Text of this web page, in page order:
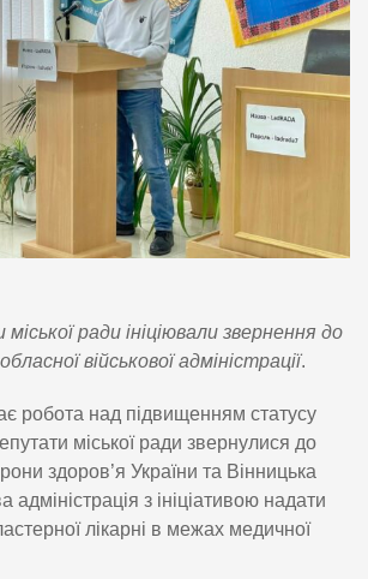
ради ініціювали звернення до
військової адміністрації.
робота над підвищенням статусу
міської ради звернулися до
здоров’я України та Вінницька
адміністрація з ініціативою надати
лікарні в межах медичної